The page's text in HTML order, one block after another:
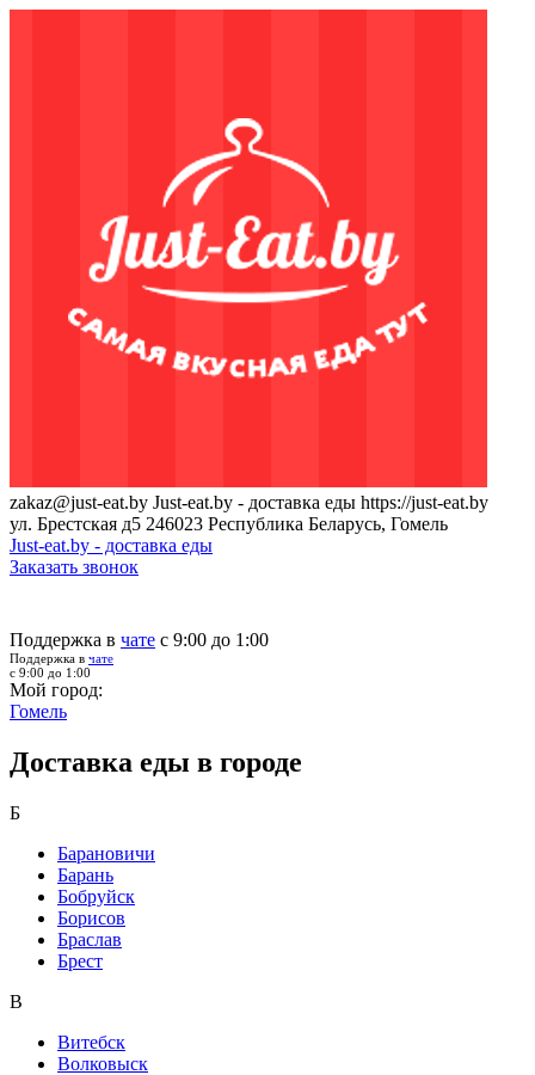
zakaz@just-eat.by Just-eat.by - доставка еды https://just-eat.by
ул. Брестская д5 246023 Республика Беларусь, Гомель
Just-eat.by - доставка еды
Заказать звонок
Поддержка в чате с 9:00 до 1:00
Поддержка в чате
с 9:00 до 1:00
Мой город:
Гомель
Доставка еды в городе
Б
Барановичи
Барань
Бобруйск
Борисов
Браслав
Брест
В
Витебск
Волковыск